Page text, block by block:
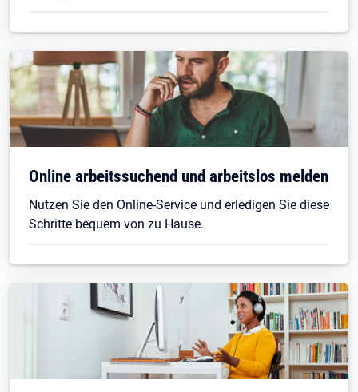
Online arbeitssuchend und arbeitslos melden
Nutzen Sie den Online-Service und erledigen Sie diese
Schritte bequem von zu Hause.